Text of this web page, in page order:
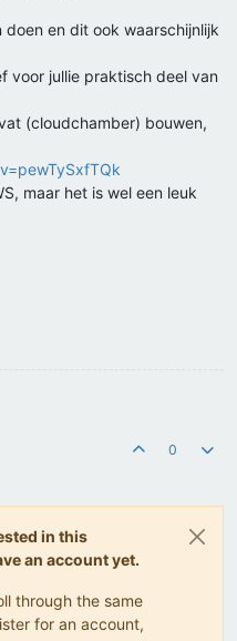
en dit ook waarschijnlijk
voor jullie praktisch deel van
(cloudchamber) bouwen,
maar het is wel een leuk
0
in this
an account yet.
through the same
for an account,